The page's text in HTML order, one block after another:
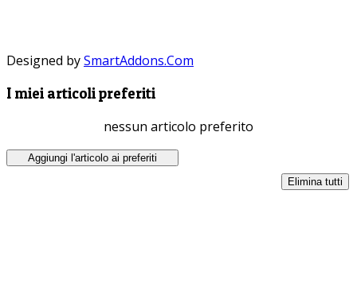
Designed bySmartAddons.Com
I miei articoli preferiti
nessun articolo preferito